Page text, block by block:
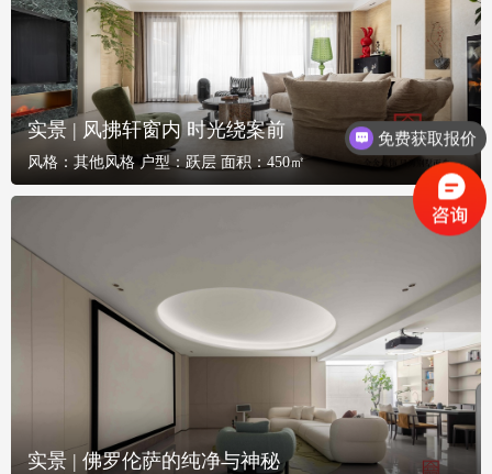
实景 | 风拂轩窗内 时光绕案前
风格： 其他风格 户型： 跃层 面积： 450㎡
实景 | 佛罗伦萨的纯净与神秘
免费获取报价